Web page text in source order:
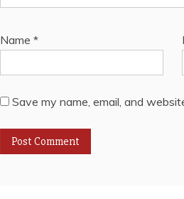
Name *
Save my name, email, and